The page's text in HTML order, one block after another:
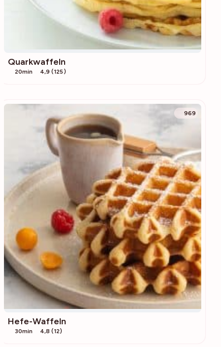
Quarkwaffeln
20min 4,9 (125)
969
Hefe-Waffeln
30min 4,8 (12)